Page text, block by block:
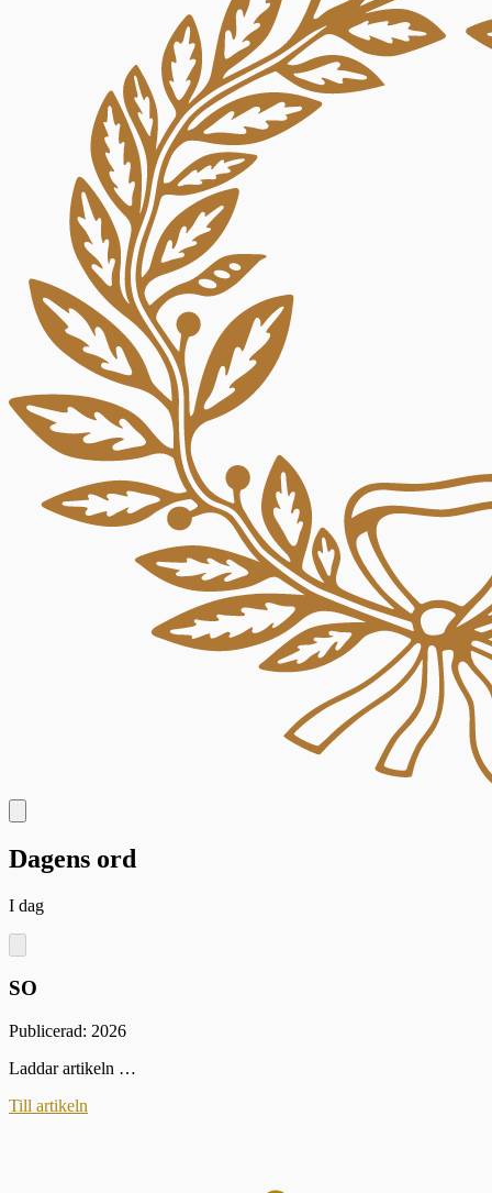
Dagens ord
I dag
SO
Publicerad: 2026
Laddar artikeln …
Till artikeln